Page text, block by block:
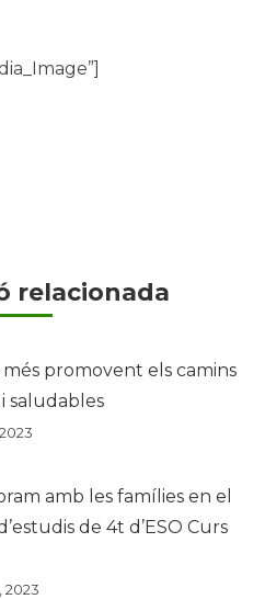
relacionada
més promovent els camins
saludables
amb les famílies en el
de 4t d’ESO Curs
2023